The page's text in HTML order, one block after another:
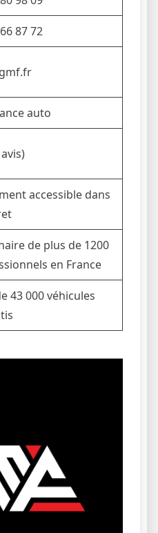
87 72
auto
accessible dans
de plus de 1200
en France
43 000 véhicules